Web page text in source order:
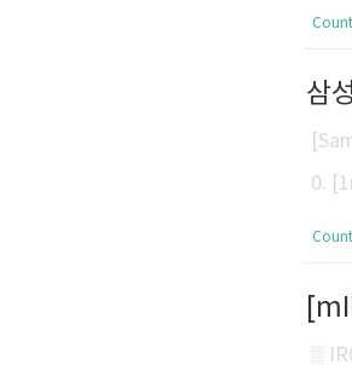
요.
먼저
삼
0.
en /
드
▒